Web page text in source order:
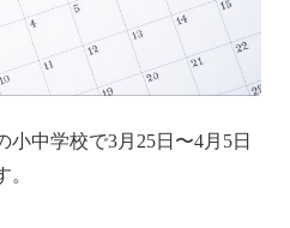
小中学校で3月25日〜4月5日